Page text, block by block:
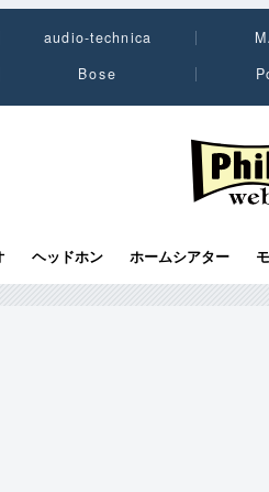
audio-technica
Bose
PHILE
ヘッドホン ホームシアター